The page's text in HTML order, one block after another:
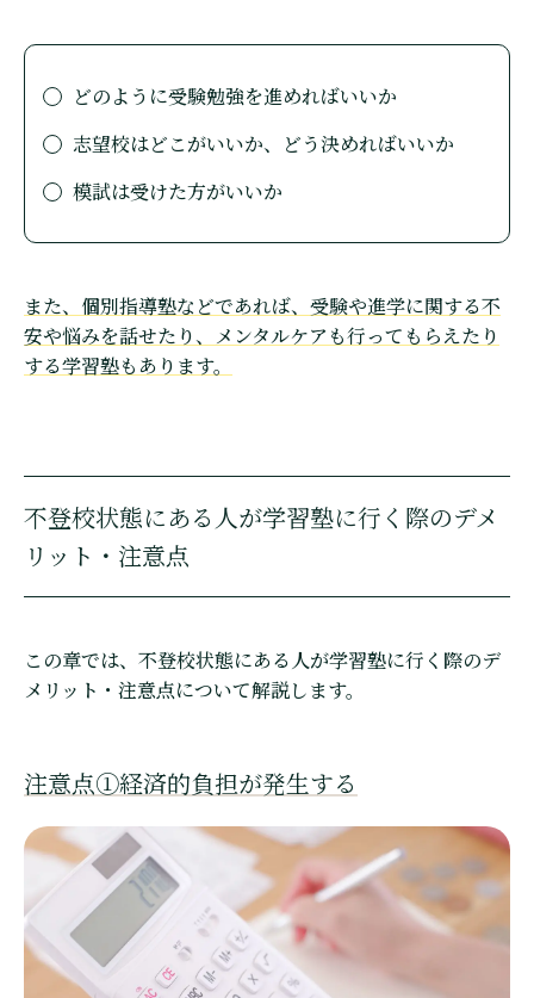
どのように受験勉強を進めればいいか
志望校はどこがいいか、どう決めればいいか
模試は受けた方がいいか
また、個別指導塾などであれば、受験や進学に関する不
安や悩みを話せたり、メンタルケアも行ってもらえたり
する学習塾もあります。
不登校状態にある人が学習塾に行く際のデメ
リット・注意点
この章では、不登校状態にある人が学習塾に行く際のデ
メリット・注意点について解説します。
注意点①経済的負担が発生する